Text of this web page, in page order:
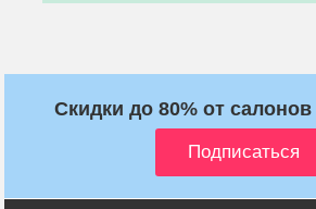
Скидки до 80% от